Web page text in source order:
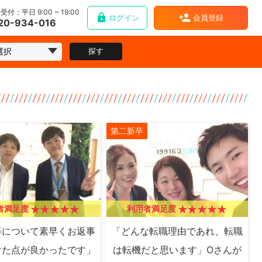
付：平日 9:00 ~ 19:00
934-016 ログイン 会員登録
探す
満足度
ついて素早くお返事
点が良かったです」
第二新卒
利用者満足度
「どんな転職理由であれ、転職
は転機だと思います」Oさんが